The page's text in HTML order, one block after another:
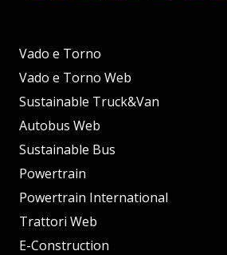
Vado e Torno
Vado e Torno Web
Sustainable Truck&Van
Autobus Web
Sustainable Bus
Powertrain
Powertrain International
Trattori Web
E-Construction